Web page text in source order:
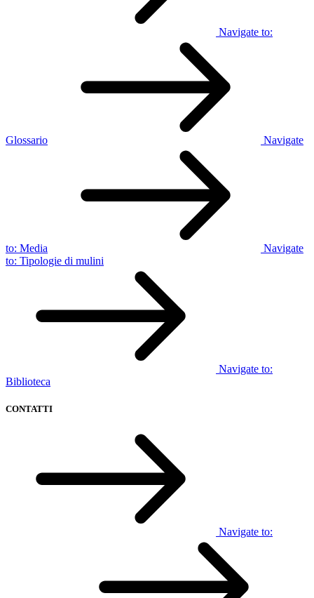
Navigate to:
Glossario Navigate
to: Media
Navigate
to: Tipologie di mulini
Navigate to:
Biblioteca
CONTATTI
Navigate to: